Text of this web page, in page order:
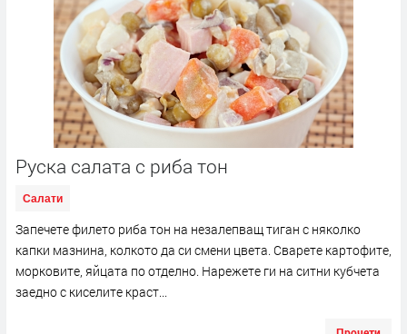
Руска салата с риба тон
Салати
Запечете филето риба тон на незалепващ тиган с няколко
капки мазнина, колкото да си смени цвета. Сварете картофите,
морковите, яйцата по отделно. Нарежете ги на ситни кубчета
заедно с киселите краст...